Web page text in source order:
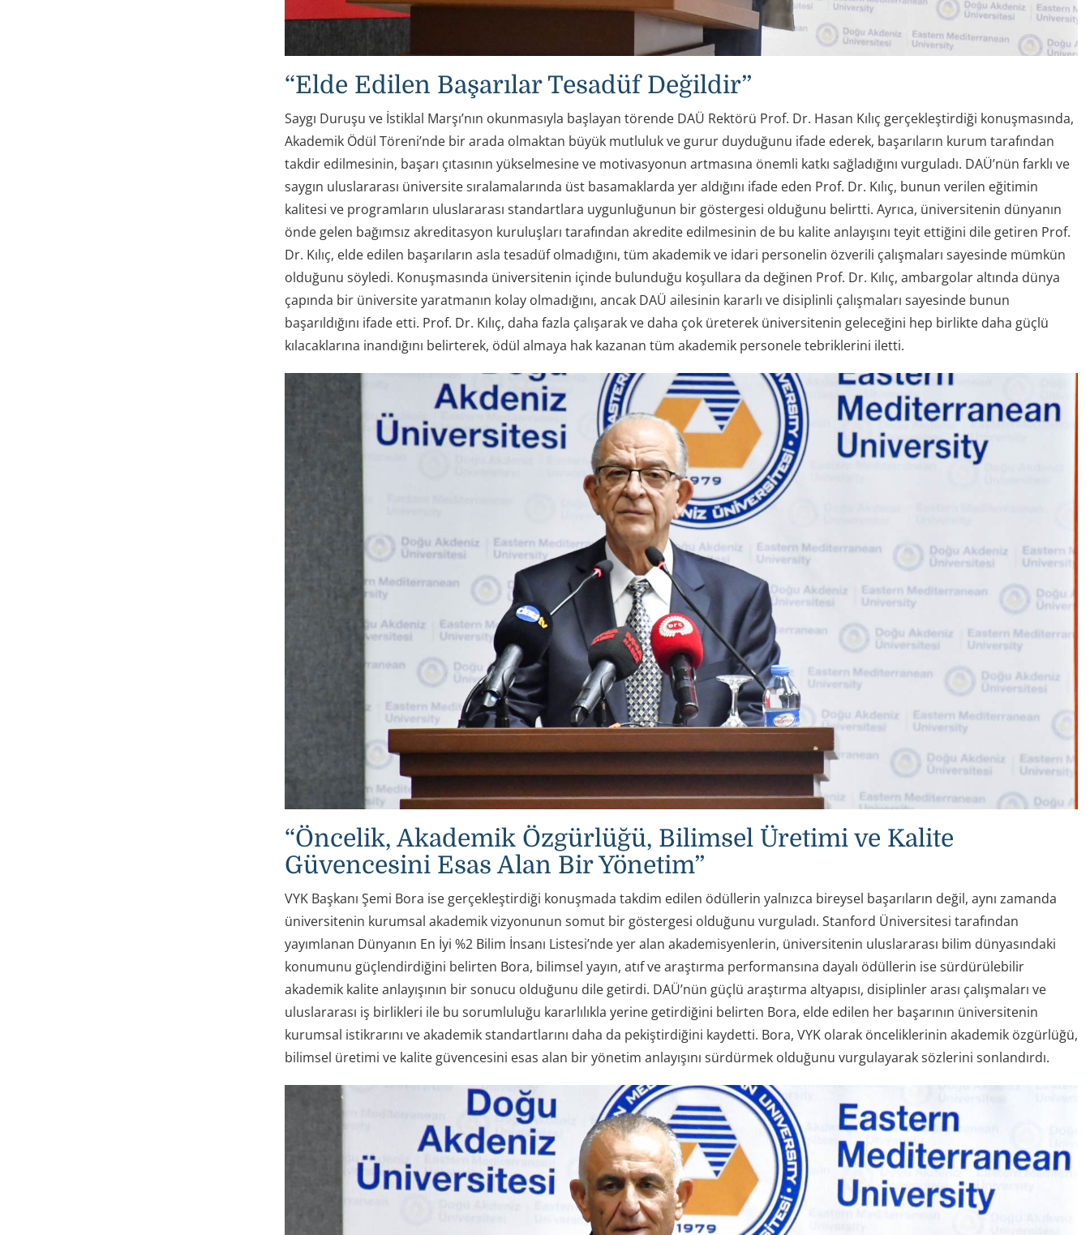
“Elde Edilen Başarılar Tesadüf Değildir”
Saygı Duruşu ve İstiklal Marşı’nın okunmasıyla başlayan törende DAÜ Rektörü Prof. Dr. Hasan Kılıç gerçekleştirdiği konuşmasında,
Akademik Ödül Töreni’nde bir arada olmaktan büyük mutluluk ve gurur duyduğunu ifade ederek, başarıların kurum tarafından
takdir edilmesinin, başarı çıtasının yükselmesine ve motivasyonun artmasına önemli katkı sağladığını vurguladı. DAÜ’nün farklı ve
saygın uluslararası üniversite sıralamalarında üst basamaklarda yer aldığını ifade eden Prof. Dr. Kılıç, bunun verilen eğitimin
kalitesi ve programların uluslararası standartlara uygunluğunun bir göstergesi olduğunu belirtti. Ayrıca, üniversitenin dünyanın
önde gelen bağımsız akreditasyon kuruluşları tarafından akredite edilmesinin de bu kalite anlayışını teyit ettiğini dile getiren Prof.
Dr. Kılıç, elde edilen başarıların asla tesadüf olmadığını, tüm akademik ve idari personelin özverili çalışmaları sayesinde mümkün
olduğunu söyledi. Konuşmasında üniversitenin içinde bulunduğu koşullara da değinen Prof. Dr. Kılıç, ambargolar altında dünya
çapında bir üniversite yaratmanın kolay olmadığını, ancak DAÜ ailesinin kararlı ve disiplinli çalışmaları sayesinde bunun
başarıldığını ifade etti. Prof. Dr. Kılıç, daha fazla çalışarak ve daha çok üreterek üniversitenin geleceğini hep birlikte daha güçlü
kılacaklarına inandığını belirterek, ödül almaya hak kazanan tüm akademik personele tebriklerini iletti.
“Öncelik, Akademik Özgürlüğü, Bilimsel Üretimi ve Kalite
Güvencesini Esas Alan Bir Yönetim”
VYK Başkanı Şemi Bora ise gerçekleştirdiği konuşmada takdim edilen ödüllerin yalnızca bireysel başarıların değil, aynı zamanda
üniversitenin kurumsal akademik vizyonunun somut bir göstergesi olduğunu vurguladı. Stanford Üniversitesi tarafından
yayımlanan Dünyanın En İyi %2 Bilim İnsanı Listesi’nde yer alan akademisyenlerin, üniversitenin uluslararası bilim dünyasındaki
konumunu güçlendirdiğini belirten Bora, bilimsel yayın, atıf ve araştırma performansına dayalı ödüllerin ise sürdürülebilir
akademik kalite anlayışının bir sonucu olduğunu dile getirdi. DAÜ’nün güçlü araştırma altyapısı, disiplinler arası çalışmaları ve
uluslararası iş birlikleri ile bu sorumluluğu kararlılıkla yerine getirdiğini belirten Bora, elde edilen her başarının üniversitenin
kurumsal istikrarını ve akademik standartlarını daha da pekiştirdiğini kaydetti. Bora, VYK olarak önceliklerinin akademik özgürlüğü,
bilimsel üretimi ve kalite güvencesini esas alan bir yönetim anlayışını sürdürmek olduğunu vurgulayarak sözlerini sonlandırdı.